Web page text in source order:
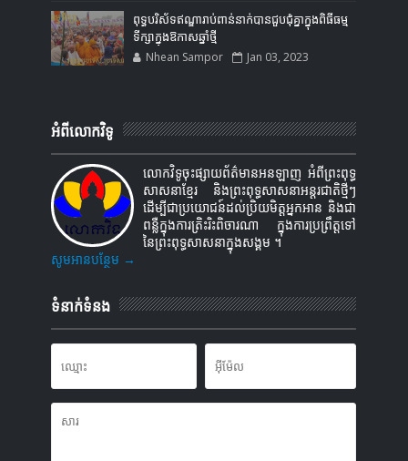
ពុទ្ធបរិស័ទឥណ្ឌារាប់ពាន់នាក់បានជួបជុំគ្នាក្នុងពិធីធម្ម
ទីក្សាក្នុងឱកាសឆ្នាំថ្មី
Nhean Sampor Jan 03, 2023
អំពីលោកវិទូ
លោកវិទូចុះផ្សាយព័ត៌មានអនឡាញ អំពីព្រះពុទ្ធ
សាសនាខ្មែរ និងព្រះពុទ្ធសាសនាអន្តរជាតិថ្មីៗ
ដើម្បីជាប្រយោជន៍ដល់ប្រិយមិត្តអ្នកអាន និងជា
ពន្លឺក្នុងការត្រិះរិះពិចារណា ក្នុងការប្រព្រឹត្តទៅ
នៃព្រះពុទ្ធសាសនាក្នុងសង្គម ។
សូមអានបន្ថែម →
ទំនាក់ទំនង